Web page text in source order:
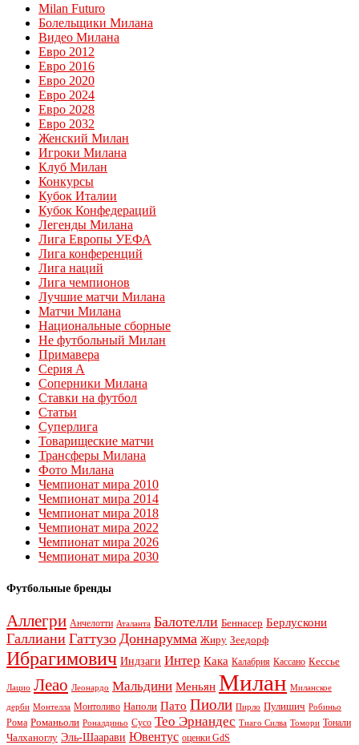
Milan Futuro
Болельщики Милана
Видео Милана
Евро 2012
Евро 2016
Евро 2020
Евро 2024
Евро 2028
Евро 2032
Женский Милан
Игроки Милана
Клуб Милан
Конкурсы
Кубок Италии
Кубок Конфедераций
Легенды Милана
Лига Европы УЕФА
Лига конференций
Лига наций
Лига чемпионов
Лучшие матчи Милана
Матчи Милана
Национальные сборные
Не футбольный Милан
Примавера
Серия А
Соперники Милана
Ставки на футбол
Статьи
Суперлига
Товарищеские матчи
Трансферы Милана
Фото Милана
Чемпионат мира 2010
Чемпионат мира 2014
Чемпионат мира 2018
Чемпионат мира 2022
Чемпионат мира 2026
Чемпионат мира 2030
Футбольные бренды
Аллегри Анчелотти Аталанта Балотелли Беннасер Берлускони
Галлиани Гаттузо Доннарумма Жиру Зеедорф
Ибрагимович Индзаги Интер Кака Калабрия Кассано Кессье
Лацио Леао Леонардо Мальдини Меньян Милан Миланское
дерби Монтелла Монтоливо Наполи Пато Пиоли Пирло Пулишич Робиньо
Рома Романьоли Роналдиньо Сусо Тео Эрнандес Тиаго Силва Томори Тонали
Чалханоглу Эль-Шаарави Ювентус оценки GdS